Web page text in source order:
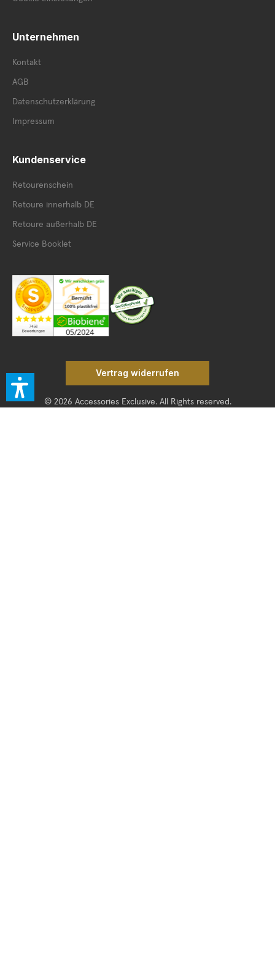
Unternehmen
Kontakt
AGB
Datenschutzerklärung
Impressum
Kundenservice
Retourenschein
Retoure innerhalb DE
Retoure außerhalb DE
Service Booklet
Vertrag widerrufen
© 2026 Accessories Exclusive. All Rights reserved.